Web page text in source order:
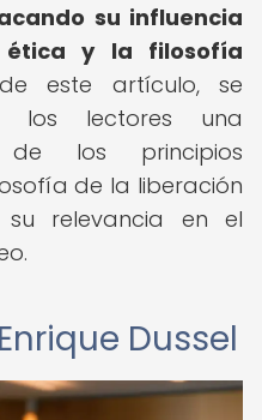
su influencia
y la filosofía
este artículo, se
los lectores una
de los principios
de la liberación
relevancia en el
Dussel